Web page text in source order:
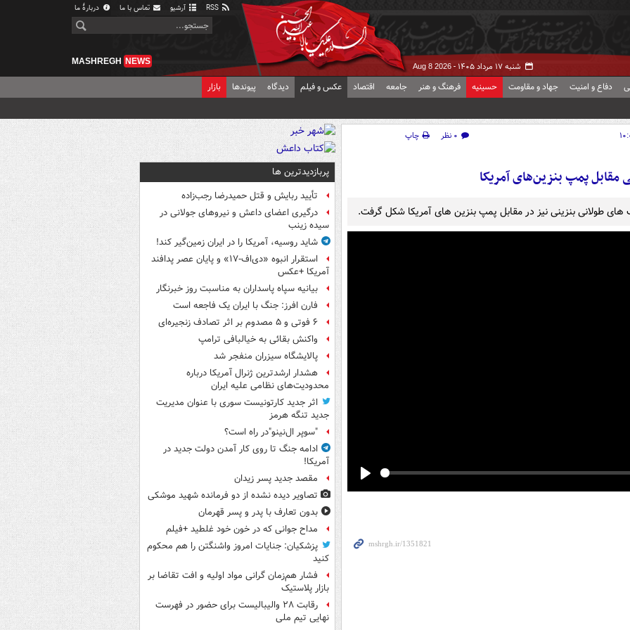
آرشیو تماس با ما دربارهٔ ما
شنبه ۱۷ مرداد ۱۴۰۵ - Aug 8 2026
MASHREGH NEWS
دفاع و امنیت جهاد و مقاومت حسینیه فرهنگ و هنر جامعه اقتصاد عکس و فیلم دیدگاه پیوندها بازار
۰ نظر
چاپ
پمپ بنزین‌های آمریکا
طولانی بنزینی نیز در مقابل پمپ بنزین های آمریکا شکل گرفت.
پربازدیدترین ها
تأیید ربایش و قتل حمیدرضا رجب‌زاده
درگیری اعضای داعش و نیروهای جولانی در
سیده زینب
شاید روسیه، آمریکا را در ایران زمین‌گیر کند!
استقرار انبوه «دی‌اف‑۱۷» و پایان عصر پدافند
آمریکا +عکس
بیانیه سپاه پاسداران به مناسبت روز خبرنگار
فارن افرز: جنگ با ایران یک فاجعه است
۶ فوتی و ۵ مصدوم بر اثر تصادف زنجیره‌ای
واکنش بقائی به خیالبافی ترامپ
پالایشگاه سیزران منفجر شد
هشدار ارشدترین ژنرال آمریکا درباره
محدودیت‌های نظامی علیه ایران
اثر جدید کارتونیست سوری با عنوان مدیریت
جدید تنگه هرمز
"سوپر ال‌نینو"در راه است؟
ادامه جنگ تا روی کار آمدن دولت جدید در
آمریکا!
مقصد جدید پسر زیدان
تصاویر دیده‌ نشده از دو فرمانده شهید موشکی
بدون تعارف با پدر و پسر قهرمان
مداح جوانی که در خون خود غلطید +فیلم
پزشکیان: جنایات امروز واشنگتن را هم محکوم
کنید
فشار هم‌زمان گرانی مواد اولیه و افت تقاضا بر
بازار پلاستیک
رقابت ۲۸ والیبالیست برای حضور در فهرست
نهایی تیم ملی